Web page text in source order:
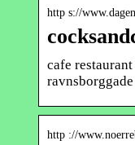
http s://
cafe
http ://